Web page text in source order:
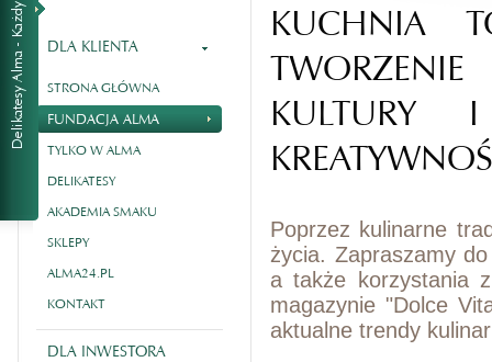
DLA KLIENTA
STRONA GŁÓWNA
FUNDACJA ALMA
TYLKO W ALMA
DELIKATESY
AKADEMIA SMAKU
SKLEPY
ALMA24.PL
KONTAKT
DLA INWESTORA
KUCHNIA
KULTURY I
Poprzez kulinarne
życia. Zapraszamy
a także korzystania
magazynie "Dolce
aktualne trendy